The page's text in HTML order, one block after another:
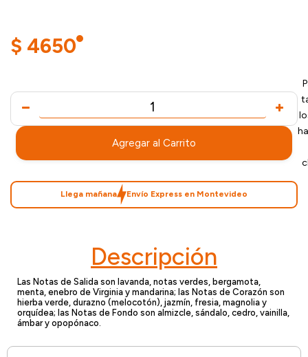
$ 4650
Agregar al Carrito
Llega mañana Envío Express en Montevideo
Descripción
Las Notas de Salida son lavanda, notas verdes, bergamota,
menta, enebro de Virginia y mandarina; las Notas de Corazón son
hierba verde, durazno (melocotón), jazmín, fresia, magnolia y
orquídea; las Notas de Fondo son almizcle, sándalo, cedro, vainilla,
ámbar y opopónaco.